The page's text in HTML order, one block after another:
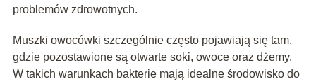
problemów zdrowotnych.
Muszki owocówki szczególnie często pojawiają się tam,
gdzie pozostawione są otwarte soki, owoce oraz dżemy.
W takich warunkach bakterie mają idealne środowisko do